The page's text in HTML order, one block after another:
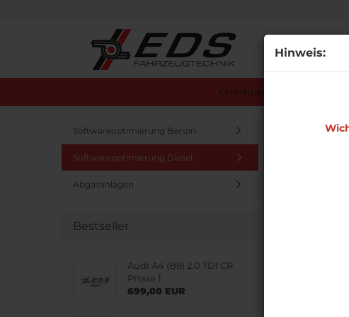
Hinweis:
Alle
CHIPTUNING ÜBERSICHT
»
Softwareoptimierung Benzin
Softwareoptimierung Diesel
Abgasanlagen
Bestseller
Audi A4 (B8) 2.0 TDI CR
Phase 1
699,00 EUR